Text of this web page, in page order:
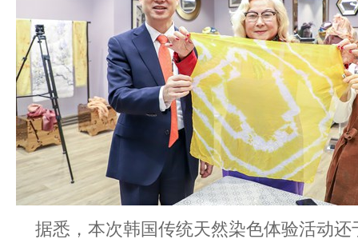
据悉，本次韩国传统天然染色体验活动还